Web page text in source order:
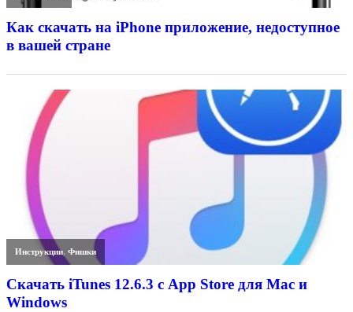
Как скачать на iPhone приложение, недоступное
в вашей стране
Инструкции,Фишки
Скачать iTunes 12.6.3 с App Store для Mac и
Windows